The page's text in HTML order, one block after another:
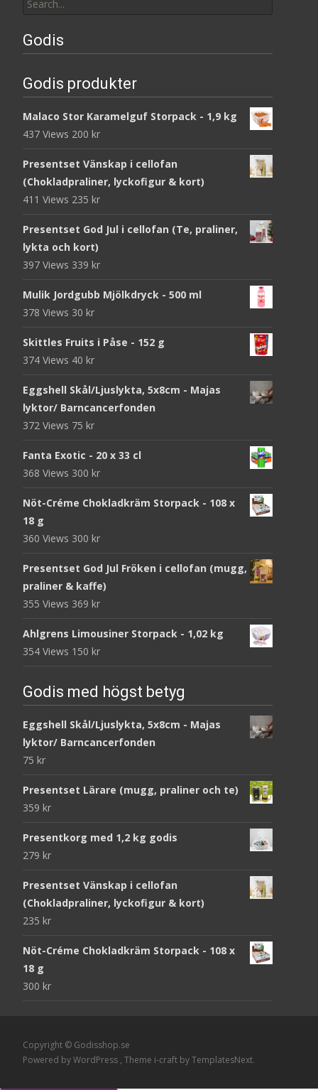
for:
Godis
Godis produkter
Malaco Stor Karamelguf Storpack - 1,9 kg
437 Views 200 kr
Presentset Vänskap i cellofan
(Chokladpraliner, lyckofigur & kort)
411 Views 235 kr
Presentset God Jul i cellofan (Te, praliner,
lykta och kort)
397 Views 339 kr
Mulik Jordgubb Mjölkdryck - 500 ml
378 Views 30 kr
Skittles Fruits i Påse - 152 g
374 Views 40 kr
Eggshell Skål/Ljuslykta, 5x8cm - Majas
lyktor/ Barncancerfonden
372 Views 75 kr
Fanta Exotic - 20 x 33 cl
368 Views 300 kr
Nöt-Créme Chokladkräm Storpack - 108 x
18 g
360 Views 300 kr
Presentset God Jul Fröken i cellofan (mugg,
praliner & kaffe)
355 Views 369 kr
Ahlgrens Limousiner Storpack - 1,02 kg
354 Views 150 kr
Godis med högst betyg
Eggshell Skål/Ljuslykta, 5x8cm - Majas
lyktor/ Barncancerfonden
75 kr
Presentset Lärare (mugg, praliner och te)
359 kr
Presentkorg med 1,2 kg godis
279 kr
Presentset Vänskap i cellofan
(Chokladpraliner, lyckofigur & kort)
235 kr
Nöt-Créme Chokladkräm Storpack - 108 x
18 g
300 kr
Copyright © Godisshop.se
Powered by WordPress , Theme i-craft by TemplatesNext.